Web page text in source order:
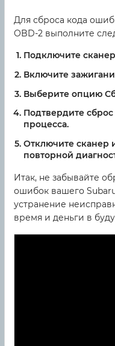
Для сброса кода
OBD-2 выполните
Подключите
Включите
Выберите опцию
Подтвердите
процесса.
Отключите сканер
повторной
Итак, не забывайте
ошибок вашего
устранение
время и деньги в